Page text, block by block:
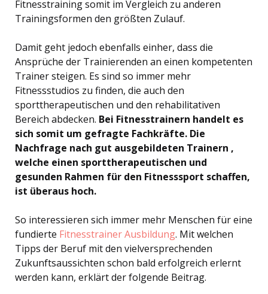
Fitnesstraining somit im Vergleich zu anderen
Trainingsformen den größten Zulauf.
Damit geht jedoch ebenfalls einher, dass die
Ansprüche der Trainierenden an einen kompetenten
Trainer steigen. Es sind so immer mehr
Fitnessstudios zu finden, die auch den
sporttherapeutischen und den rehabilitativen
Bereich abdecken. Bei Fitnesstrainern handelt es
sich somit um gefragte Fachkräfte. Die
Nachfrage nach gut ausgebildeten Trainern ,
welche einen sporttherapeutischen und
gesunden Rahmen für den Fitnesssport schaffen,
ist überaus hoch.
So interessieren sich immer mehr Menschen für eine
fundierte Fitnesstrainer Ausbildung. Mit welchen
Tipps der Beruf mit den vielversprechenden
Zukunftsaussichten schon bald erfolgreich erlernt
werden kann, erklärt der folgende Beitrag.